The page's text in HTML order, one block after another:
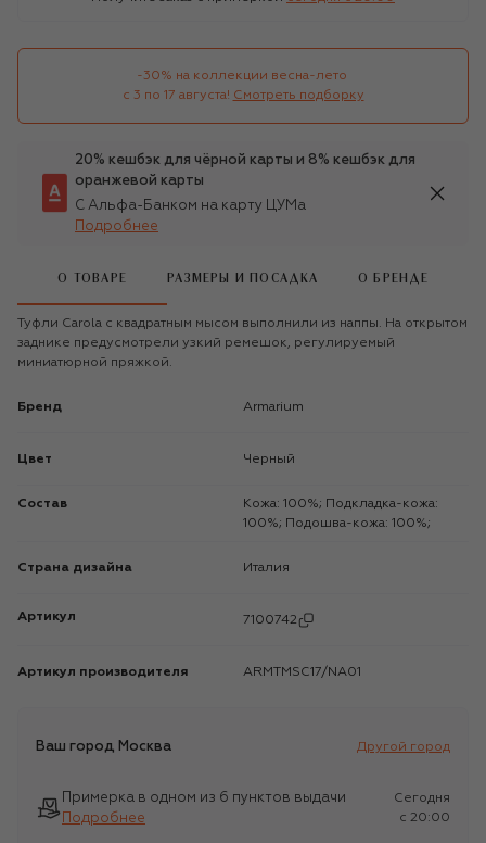
-30% на коллекции весна-лето
с 3 по 17 августа! Смотреть подборку
20% кешбэк для чёрной карты и 8% кешбэк для
оранжевой карты
С Альфа-Банком на карту ЦУМа
Подробнее
О ТОВАРЕ РАЗМЕРЫ И ПОСАДКА О БРЕНДЕ
Туфли Carola с квадратным мысом выполнили из наппы. На открытом
заднике предусмотрели узкий ремешок, регулируемый
миниатюрной пряжкой.
Бренд Armarium
Цвет Черный
Состав
Кожа: 100%; Подкладка-кожа:
100%; Подошва-кожа: 100%;
Страна дизайна Италия
Артикул 7100742
Артикул производителя ARMTMSC17/NA01
Ваш город Москва Другой город
Примерка в одном из 6 пунктов выдачи
Подробнее
Сегодня
c 20:00